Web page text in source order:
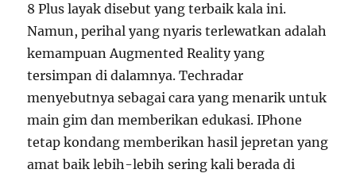
8 Plus layak disebut yang terbaik kala ini.
Namun, perihal yang nyaris terlewatkan adalah
kemampuan Augmented Reality yang
tersimpan di dalamnya. Techradar
menyebutnya sebagai cara yang menarik untuk
main gim dan memberikan edukasi. IPhone
tetap kondang memberikan hasil jepretan yang
amat baik lebih-lebih sering kali berada di